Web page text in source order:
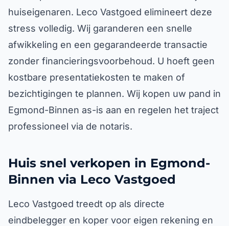
huiseigenaren. Leco Vastgoed elimineert deze
stress volledig. Wij garanderen een snelle
afwikkeling en een gegarandeerde transactie
zonder financieringsvoorbehoud. U hoeft geen
kostbare presentatiekosten te maken of
bezichtigingen te plannen. Wij kopen uw pand in
Egmond-Binnen as-is aan en regelen het traject
professioneel via de notaris.
Huis snel verkopen in Egmond-
Binnen via Leco Vastgoed
Leco Vastgoed treedt op als directe
eindbelegger en koper voor eigen rekening en